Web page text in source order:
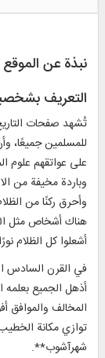
نبذة عن
التعريف
تُشهد صفحات
للمسلمين جميعًا،
على عواتقهم علوم
وباردة مخيفة من
وأحرق ركنًا من
هناك أشخاص مثل
أشعلوا كل الظلام
في القرن السادس
أذهل الجميع
المخالف والموافق
توازي مكانة
شهرآشوب**.